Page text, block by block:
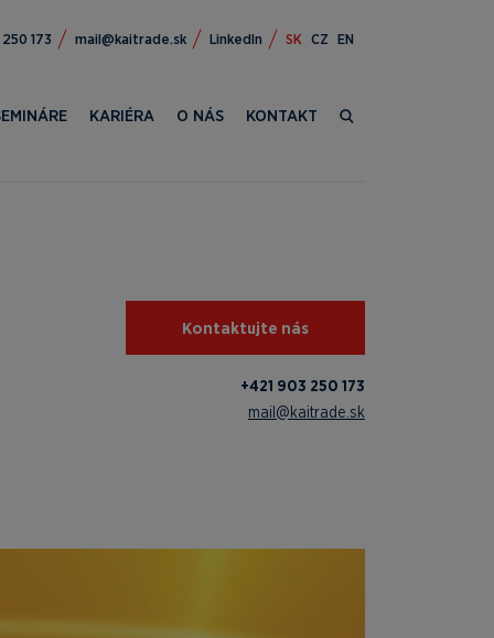
124+ ks.edartiak@liam LinkedIn SK CZ EN
KARIÉRA O NÁS KONTAKT
Kontaktujte nás
+421 903 250 173
mail@kaitrade.sk